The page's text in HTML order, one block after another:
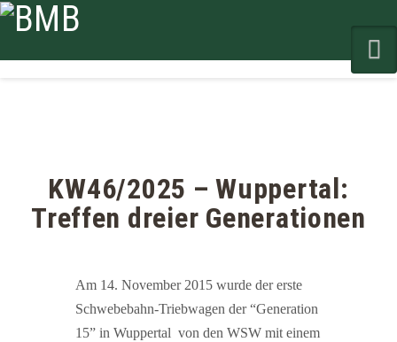
KW46/2025 – Wuppertal:
Treffen dreier Generationen
Am 14. November 2015 wurde der erste
Schwebebahn-Triebwagen der “Generation
15” in Wuppertal von den WSW mit einem